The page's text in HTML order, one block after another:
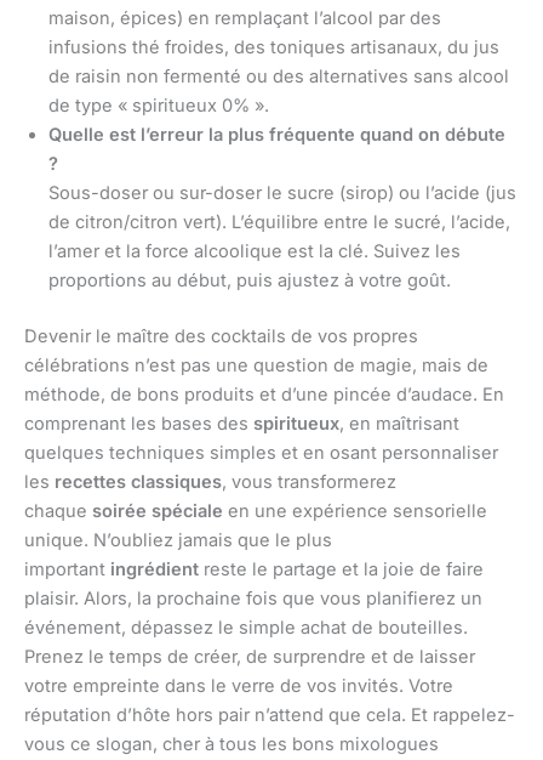
maison, épices) en remplaçant l’alcool par des
infusions thé froides, des toniques artisanaux, du jus
de raisin non fermenté ou des alternatives sans alcool
de type « spiritueux 0% ».
Quelle est l’erreur la plus fréquente quand on débute
?
Sous-doser ou sur-doser le sucre (sirop) ou l’acide (jus
de citron/citron vert). L’équilibre entre le sucré, l’acide,
l’amer et la force alcoolique est la clé. Suivez les
proportions au début, puis ajustez à votre goût.
Devenir le maître des cocktails de vos propres
célébrations n’est pas une question de magie, mais de
méthode, de bons produits et d’une pincée d’audace. En
comprenant les bases des spiritueux, en maîtrisant
quelques techniques simples et en osant personnaliser
les recettes classiques, vous transformerez
chaque soirée spéciale en une expérience sensorielle
unique. N’oubliez jamais que le plus
important ingrédient reste le partage et la joie de faire
plaisir. Alors, la prochaine fois que vous planifierez un
événement, dépassez le simple achat de bouteilles.
Prenez le temps de créer, de surprendre et de laisser
votre empreinte dans le verre de vos invités. Votre
réputation d’hôte hors pair n’attend que cela. Et rappelez-
vous ce slogan, cher à tous les bons mixologues